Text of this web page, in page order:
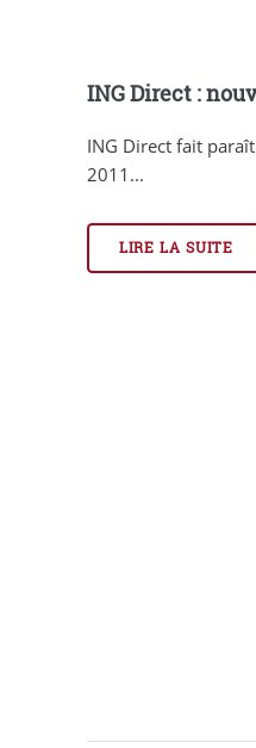
ING Direct :
ING Direct fait
2011...
LIRE LA SUITE